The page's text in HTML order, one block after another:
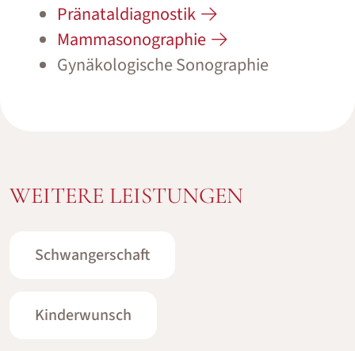
Pränataldiagnostik
Mammasonographie
Gynäkologische Sonographie
WEITERE LEISTUNGEN
Schwangerschaft
Kinderwunsch